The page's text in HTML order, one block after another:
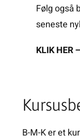
Følg også
seneste
KLIK HER
B-M-K er et